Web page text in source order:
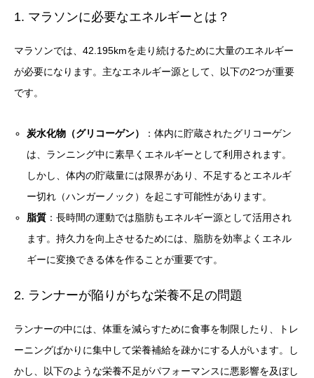
1. マラソンに必要なエネルギーとは？
マラソンでは、42.195kmを走り続けるために大量のエネルギー
が必要になります。主なエネルギー源として、以下の2つが重要
です。
炭水化物（グリコーゲン）
：体内に貯蔵されたグリコーゲン
は、ランニング中に素早くエネルギーとして利用されます。
しかし、体内の貯蔵量には限界があり、不足するとエネルギ
ー切れ（ハンガーノック）を起こす可能性があります。
脂質 ：長時間の運動では脂肪もエネルギー源として活用され
ます。持久力を向上させるためには、脂肪を効率よくエネル
ギーに変換できる体を作ることが重要です。
2. ランナーが陥りがちな栄養不足の問題
ランナーの中には、体重を減らすために食事を制限したり、トレ
ーニングばかりに集中して栄養補給を疎かにする人がいます。し
かし、以下のような栄養不足がパフォーマンスに悪影響を及ぼし